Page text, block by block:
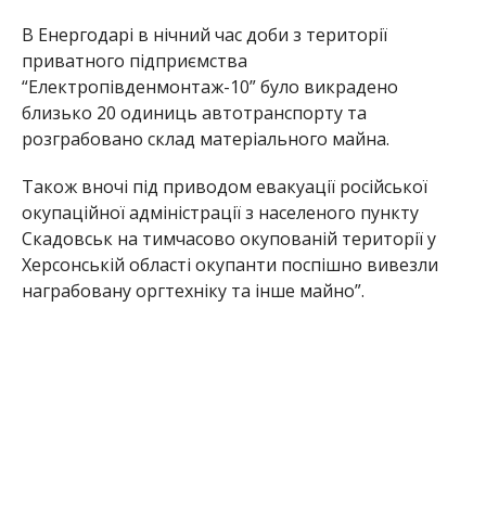
В Енергодарі в нічний час доби з території
приватного підприємства
“Електропівденмонтаж-10” було викрадено
близько 20 одиниць автотранспорту та
розграбовано склад матеріального майна.
Також вночі під приводом евакуації російської
окупаційної адміністрації з населеного пункту
Скадовськ на тимчасово окупованій території у
Херсонській області окупанти поспішно вивезли
награбовану оргтехніку та інше майно”.